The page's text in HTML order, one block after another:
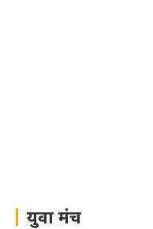
युवा मंच